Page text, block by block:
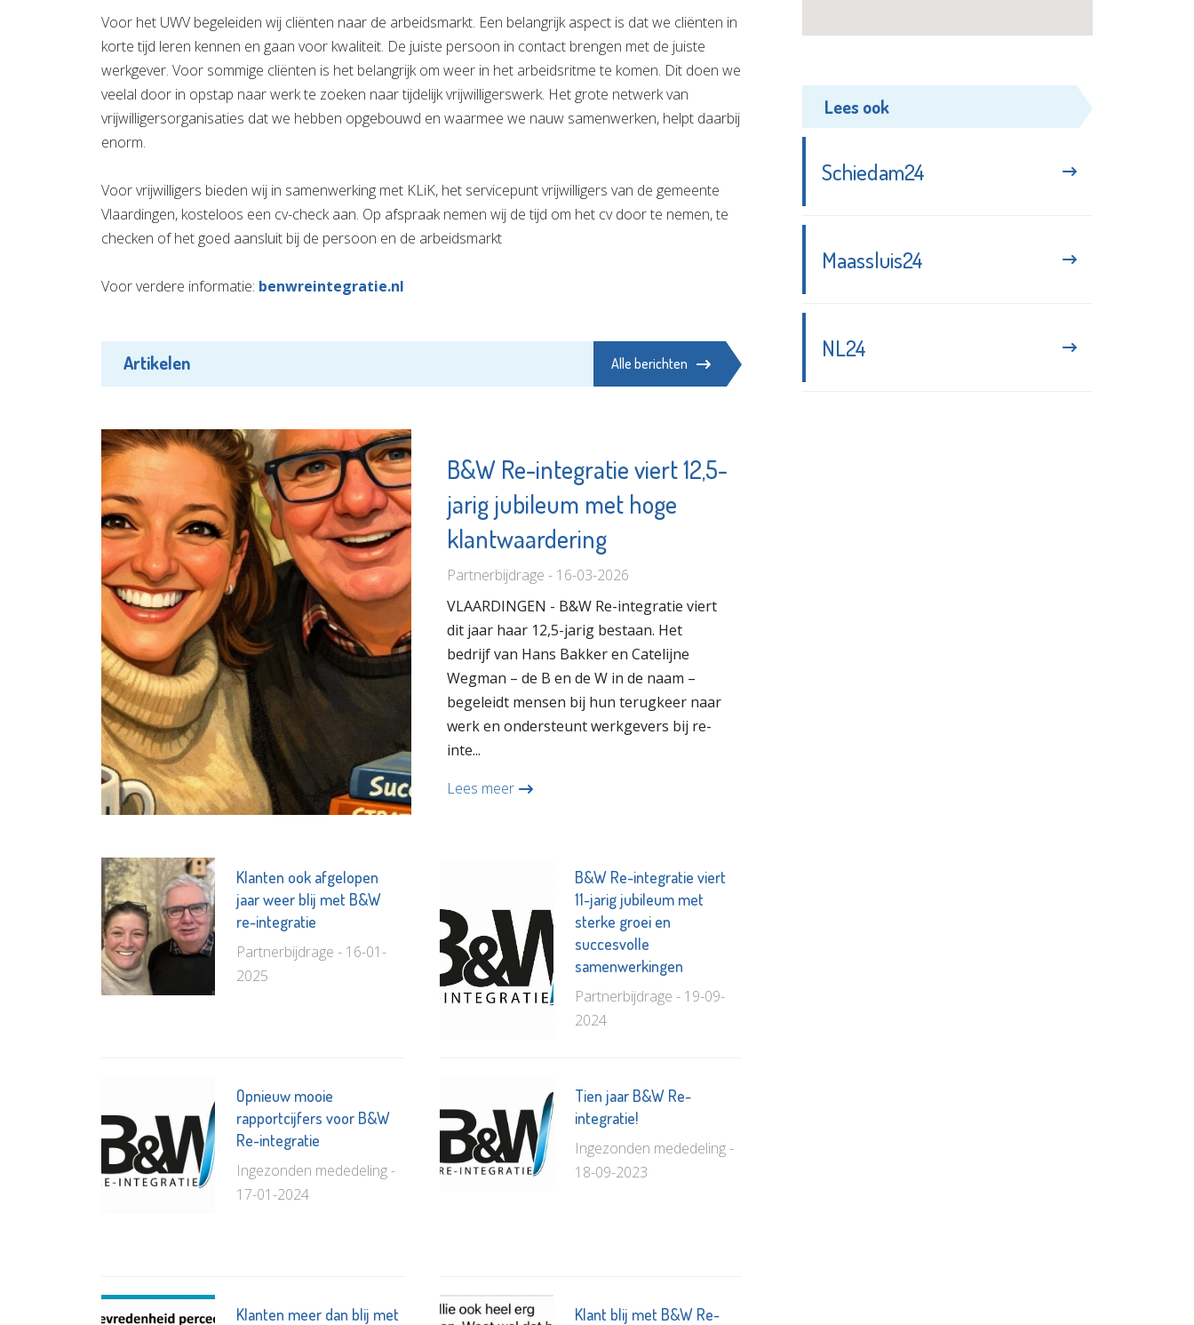
Voor het UWV begeleiden wij cliënten naar de arbeidsmarkt. Een belangrijk aspect is dat we cliënten in
korte tijd leren kennen en gaan voor kwaliteit. De juiste persoon in contact brengen met de juiste
werkgever. Voor sommige cliënten is het belangrijk om weer in het arbeidsritme te komen. Dit doen we
veelal door in opstap naar werk te zoeken naar tijdelijk vrijwilligerswerk. Het grote netwerk van
vrijwilligersorganisaties dat we hebben opgebouwd en waarmee we nauw samenwerken, helpt daarbij
enorm.
Voor vrijwilligers bieden wij in samenwerking met KLiK, het servicepunt vrijwilligers van de gemeente
Vlaardingen, kosteloos een cv-check aan. Op afspraak nemen wij de tijd om het cv door te nemen, te
checken of het goed aansluit bij de persoon en de arbeidsmarkt
Voor verdere informatie: benwreintegratie.nl
Artikelen Alle berichten
B&W Re-integratie viert 12,5-
jarig jubileum met hoge
klantwaardering
Partnerbijdrage - 16-03-2026
VLAARDINGEN - B&W Re-integratie viert
dit jaar haar 12,5-jarig bestaan. Het
bedrijf van Hans Bakker en Catelijne
Wegman – de B en de W in de naam –
begeleidt mensen bij hun terugkeer naar
werk en ondersteunt werkgevers bij re-
inte...
Lees meer
Klanten ook afgelopen
jaar weer blij met B&W
re-integratie
Partnerbijdrage - 16-01-
2025
B&W Re-integratie viert
11-jarig jubileum met
sterke groei en
succesvolle
samenwerkingen
Partnerbijdrage - 19-09-
2024
Opnieuw mooie
rapportcijfers voor B&W
Re-integratie
Ingezonden mededeling -
17-01-2024
Tien jaar B&W Re-
integratie!
Ingezonden mededeling -
18-09-2023
Klanten meer dan blij met Klant blij met B&W Re-
Lees ook
Schiedam24
Maassluis24
NL24